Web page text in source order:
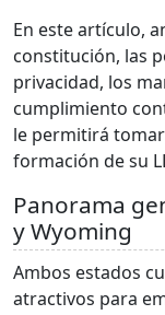
En este artículo,
constitución, las
privacidad, los
cumplimiento
le permitirá
formación de su
Panorama
y Wyoming
Ambos estados
atractivos para